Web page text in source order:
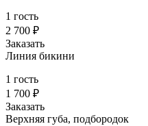
1 гость
2 700 ₽
Заказать
Линия бикини
1 гость
1 700 ₽
Заказать
Верхняя губа, подбородок